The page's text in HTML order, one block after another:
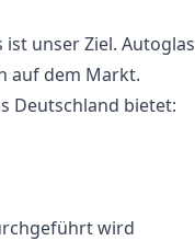
unser Ziel. Autoglas
auf dem Markt.
Deutschland bietet:
wird